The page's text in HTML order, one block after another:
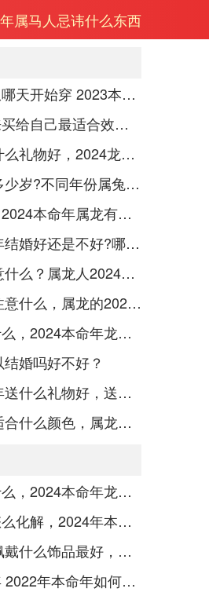
属马人忌讳什么东西
本命年穿红色衣服从哪天开始穿 2023本命年每天穿红
本命年穿红色由谁来买给自己最适合效果最好
2024属龙本命年送什么礼物好，2024龙年适合的本命年旺运礼物
2023年兔年本命年多少岁?不同年份属兔人如何化解太岁？
本命年的大忌属龙，2024本命年属龙有哪些忌讳
属兔人2023年本命年结婚好还是不好?哪些属相今年结婚不好？
2024年本命年要注意什么？属龙人2024年本命年注意事项
2024本命年龙年要注意什么，属龙的2024本命年注意4个方面增添好运
本命年龙年要注意什么，2024本命年龙人注意3点
婚吗好不好？
2024属龙女生本命年送什么礼物好，送属龙女生本命年礼物推荐
2024年属龙本命年适合什么颜色，属龙人2024年幸运颜色和忌讳颜色
本命年龙年要注意什么，2024本命年龙人注意3点
属龙本命年犯太岁怎么化解，2024年本命年属龙的化解秘诀
2024属龙的本命年佩戴什么饰品最好，本命年属龙幸运饰品盘点
如何叫本命年旺三年 2022年本命年如何增强运势